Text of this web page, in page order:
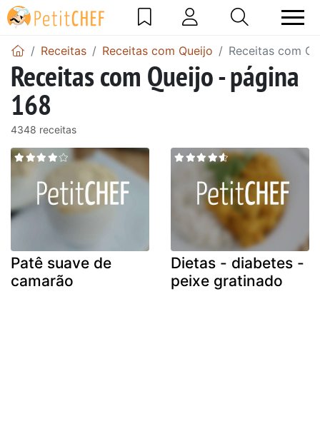
Receitas Receitas com Queijo Receitas com
Receitas com Queijo - página
168
4348 receitas
Patê suave de
camarão
Dietas - diabetes -
peixe gratinado